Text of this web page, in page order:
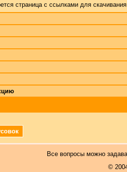
страница с ссылками для
Все вопросы можно
©